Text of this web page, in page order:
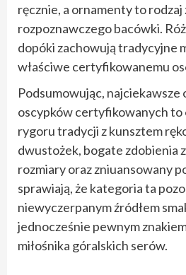
ręcznie, a ornamenty to rodzaj
rozpoznawczego bacówki.
dopóki zachowują tradycyjne
właściwe certyfikowanemu
Podsumowując, najciekawsze
oscypków certyfikowanych to
rygoru tradycji z kunsztem
dwustożek, bogate zdobienia
rozmiary oraz zniuansowany
sprawiają, że kategoria ta
niewyczerpanym źródłem
jednocześnie pewnym
miłośnika góralskich serów.